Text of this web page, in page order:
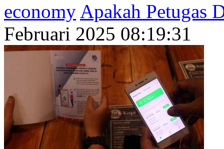
economy Apakah Petugas
Februari 2025 08:19:31